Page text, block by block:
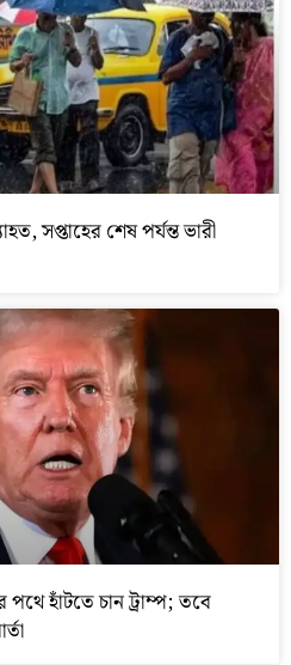
সপ্তাহের শেষ পর্যন্ত ভারী
পথে হাঁটতে চান ট্রাম্প; তবে